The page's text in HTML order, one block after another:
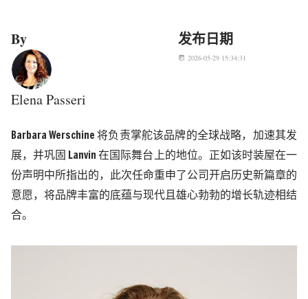
By
Elena Passeri
发布日期
today 2026-05-29 15:34:31
Barbara Werschine将负责掌舵该品牌的全球战略，加速其发
展，并巩固 Lanvin 在国际舞台上的地位。正如该时装屋在一
份声明中所指出的，此次任命重申了公司开启历史新篇章的
意愿，将品牌丰富的底蕴与现代且雄心勃勃的增长轨迹相结
合。